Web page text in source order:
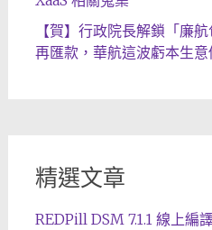
【賀】行政院長解鎖「廉
再匯款，華航這波虧本生意
精選文章
REDPill DSM 7.1.1 線上編